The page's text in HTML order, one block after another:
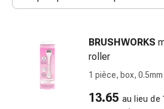
blessure
de
la
peau
Bandes
BRUSHWORKS
roller
1 pièce, box, 0.5mm
13.65 au lieu de